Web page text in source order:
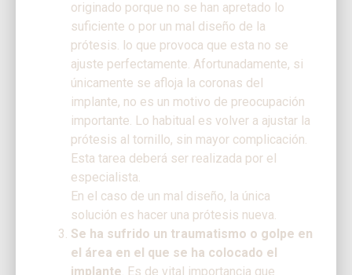
originado porque no se han apretado lo
suficiente o por un mal diseño de la
prótesis. lo que provoca que esta no se
ajuste perfectamente. Afortunadamente, si
únicamente se afloja la coronas del
implante, no es un motivo de preocupación
importante. Lo habitual es volver a ajustar la
prótesis al tornillo, sin mayor complicación.
Esta tarea deberá ser realizada por el
especialista.
En el caso de un mal diseño, la única
solución es hacer una prótesis nueva.
Se ha sufrido un traumatismo o golpe en
el área en el que se ha colocado el
implante . Es de vital importancia que